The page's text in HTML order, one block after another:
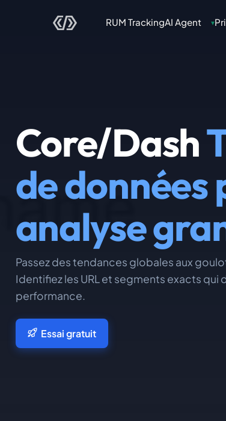
RUM TrackingAI Agent ▾
Core/Dash
de données
analyse
Passez des tendances globales aux
Identifiez les URL et segments exacts
performance.
Essai gratuit